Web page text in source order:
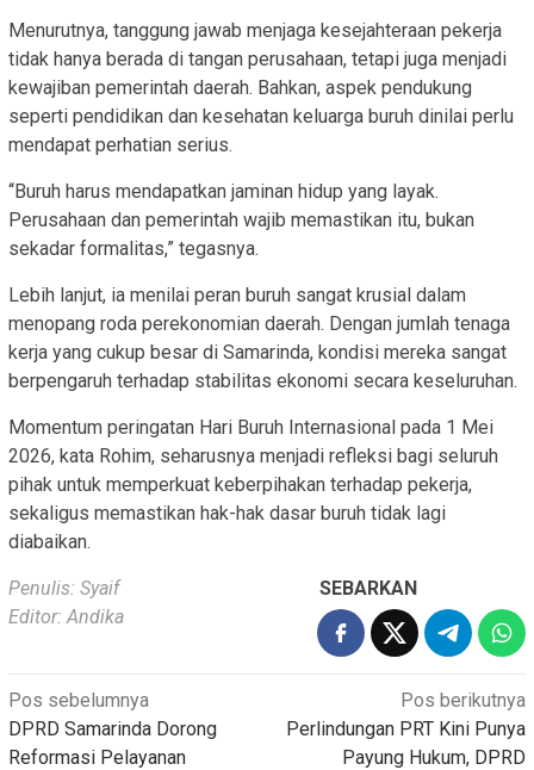
Menurutnya, tanggung jawab menjaga kesejahteraan pekerja
tidak hanya berada di tangan perusahaan, tetapi juga menjadi
kewajiban pemerintah daerah. Bahkan, aspek pendukung
seperti pendidikan dan kesehatan keluarga buruh dinilai perlu
mendapat perhatian serius.
“Buruh harus mendapatkan jaminan hidup yang layak.
Perusahaan dan pemerintah wajib memastikan itu, bukan
sekadar formalitas,” tegasnya.
Lebih lanjut, ia menilai peran buruh sangat krusial dalam
menopang roda perekonomian daerah. Dengan jumlah tenaga
kerja yang cukup besar di Samarinda, kondisi mereka sangat
berpengaruh terhadap stabilitas ekonomi secara keseluruhan.
Momentum peringatan Hari Buruh Internasional pada 1 Mei
2026, kata Rohim, seharusnya menjadi refleksi bagi seluruh
pihak untuk memperkuat keberpihakan terhadap pekerja,
sekaligus memastikan hak-hak dasar buruh tidak lagi
diabaikan.
Penulis: Syaif
Editor: Andika
SEBARKAN
Navigasi
pos
Pos sebelumnya
DPRD Samarinda Dorong
Reformasi Pelayanan
Pos berikutnya
Perlindungan PRT Kini Punya
Payung Hukum, DPRD